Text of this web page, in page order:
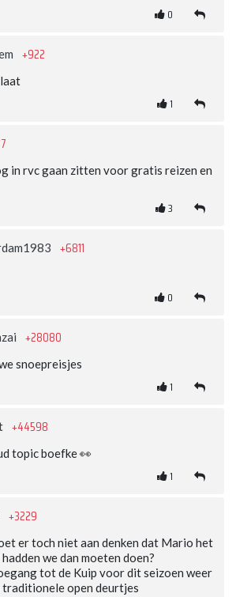
0
+922
1
in rvc gaan zitten voor gratis reizen en
3
+6811
0
+28080
snoepreisjes
1
+44598
topic boefke 👀
1
+3229
er toch niet aan denken dat Mario het
we dan moeten doen?
tot de Kuip voor dit seizoen weer
open deurtjes